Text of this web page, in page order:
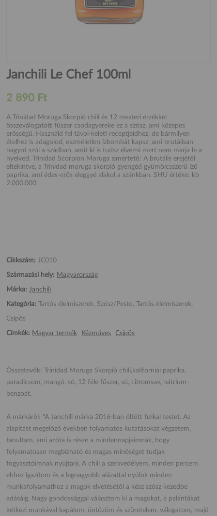
Janchili Le Chef 100ml
2 890 Ft
A Trinidad Moruga Skorpió chili és 12 mesteri érzékkel
összeválogatott fűszer csodagyereke ez a szósz, ami közepes
erősségű. Használd fel távol-keleti receptjeidhez, de bármilyen
ételhez is adagolod, eszméletlen ízbombát kapsz, ami brutálisan
nagyot szól a szádban, amit ki is tudsz élvezni mert nem marja le a
nyelved. Trinidad Scorpion Moruga ismertető: A brutális erejétől
eltekintve, a Trinidad moruga skorpió gyengéd gyümölcsszerű ízű
paprika, ami édes-erős eleggyé alakul a szánkban. SHU értéke: kb
2.000.000
Cikkszám: JC010
Származási hely: Magyarország
Márka: Janchili
Kategória: Tartós élelmiszerek, Szósz/Pesto, Tartós élelmiszerek,
Csípős
Címkék: Magyar termék Kézműves Csípős
Összetevők: Trinidad Moruga Skorpió chili,kaliforniai paprika,
paradicsom, mangó, só, 12 féle fűszer, só, citromsav, nátrium-
benzoát.
A márkáról: "A Janchili márka 2016-ban öltött fizikai testet. Az
alapítást megelőző években folyamatos kutatásokat végzetem,
tanultam, ami azóta is része a mindennapjaimnak, hogy
folyamatosan megbízható és magas minőséget tudjak
fogyasztóimnak nyújtani. A chili a szenvedélyem, minden percem
ehhez igazítom és a legnagyobb alázattal nyúlok minden
munkafolyamathoz a magok elvetésétől a kész szósz kezedbe
adásáig. Nagy gondossággal választom ki a magokat, a palántákat
kétkezi munkával kapálom, öntözöm és szüretelem, válogatom, majd